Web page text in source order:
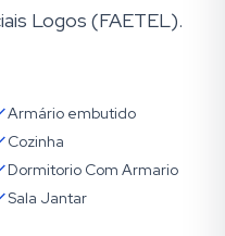
Logos (FAETEL).
Armário embutido
Cozinha
Dormitorio Com Armario
Sala Jantar